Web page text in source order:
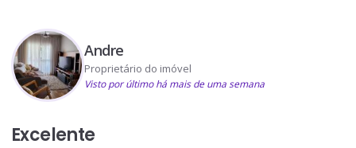
Andre
Proprietário do imóvel
Visto por último há mais de uma semana
Excelente